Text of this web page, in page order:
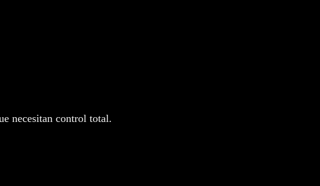
necesitan control total.